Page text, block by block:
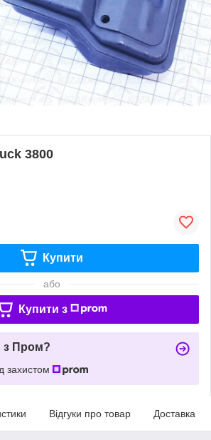
3800
Купити
або
Купити з
з Пром?
захистом
Відгуки про товар Доставка